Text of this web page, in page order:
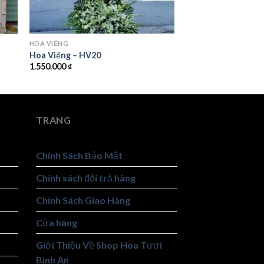
HOA VIẾNG
Hoa Viếng – HV20
1.550.000₫
TRANG
Chính Sách Bảo Mật
Chính sách đổi trả hàng
Chính Sách Giao Hàng
Cửa hàng
Giới Thiệu Về Shop Hoa Tươi
Bình An